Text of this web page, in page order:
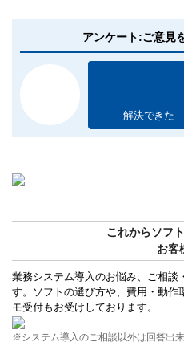
アンケート:ご意見
解決できた
これからソフ
お客
業務システム導入のお悩み、ご相談
す。ソフトの選び方や、費用・動
モ受付もお受けしております。
※システム導入のご相談以外は回答出